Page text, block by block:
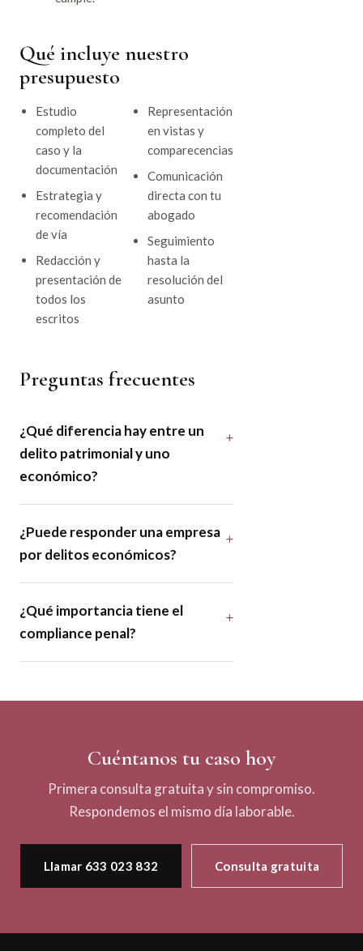
Qué incluye nuestro
presupuesto
Estudio
completo del
caso y la
documentación
Estrategia y
recomendación
de vía
Redacción y
presentación de
todos los
escritos
Representación
en vistas y
comparecencias
Comunicación
directa con tu
abogado
Seguimiento
hasta la
resolución del
asunto
Preguntas frecuentes
¿Qué diferencia hay entre un
delito patrimonial y uno
económico?
¿Puede responder una empresa
por delitos económicos?
¿Qué importancia tiene el
compliance penal?
Cuéntanos tu caso hoy
Primera consulta gratuita y sin compromiso.
Respondemos el mismo día laborable.
Llamar 633 023 832 Consulta gratuita